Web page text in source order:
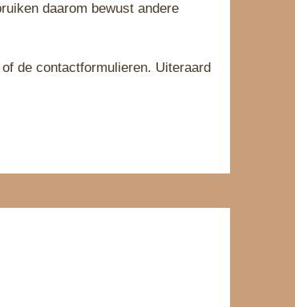
daarom bewust andere
de contactformulieren. Uiteraard